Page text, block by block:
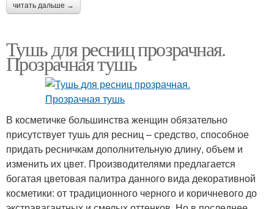
читать дальше →
Тушь для ресниц прозрачная.
Прозрачная тушь
В косметичке большинства женщин обязательно
присутствует тушь для ресниц – средство, способное
придать ресничкам дополнительную длину, объем и
изменить их цвет. Производителями предлагается
богатая цветовая палитра данного вида декоративной
косметики: от традиционного черного и коричневого до